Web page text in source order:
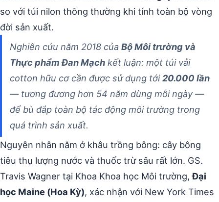
so với túi nilon thông thường khi tính toàn bộ vòng
đời sản xuất.
Nghiên cứu năm 2018 của Bộ Môi trường và
Thực phẩm Đan Mạch kết luận: một túi vải
cotton hữu cơ cần được sử dụng tới20.000 lần
— tương đương hơn 54 năm dùng mỗi ngày —
để bù đắp toàn bộ tác động môi trường trong
quá trình sản xuất.
Nguyên nhân nằm ở khâu trồng bông: cây bông
tiêu thụ lượng nước và thuốc trừ sâu rất lớn. GS.
Travis Wagner tại Khoa Khoa học Môi trường,Đại
học Maine (Hoa Kỳ), xác nhận với New York Times